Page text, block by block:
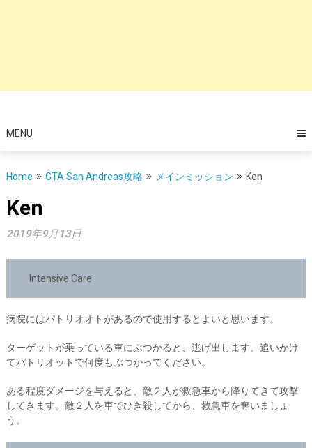
MENU
Home GTA San Andreas攻略 メインミッション Ken
Ken
2019年9月13日
Intensive Care
病院にはパトリオオトがあるので使用するとよいと思います。
ターゲットが乗っている車にぶつかると、逃げ出します。追いかけ
てパトリオットで何度もぶつかってください。
ある程度ダメージを与えると、敵２人が救急車から降りてきて攻撃
してきます。敵２人を車でひき殺してから、救急車を奪いましょ
う。